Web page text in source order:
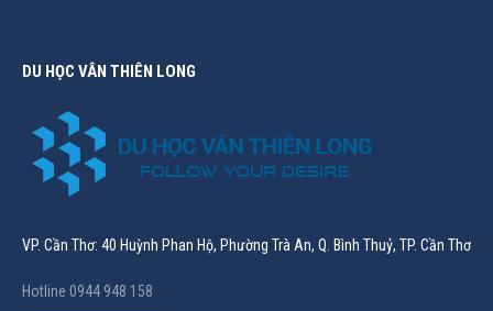
DU HỌC VÂN THIÊN LONG
VP. Cần Thơ: 40 Huỳnh Phan Hộ, Phường Trà An, Q. Bình Thuỷ, TP. Cần Thơ
Hotline 0944 948 158